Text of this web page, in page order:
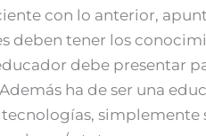
con lo anterior,
deben tener los
debe presentar
ha de ser una
tecnologías,